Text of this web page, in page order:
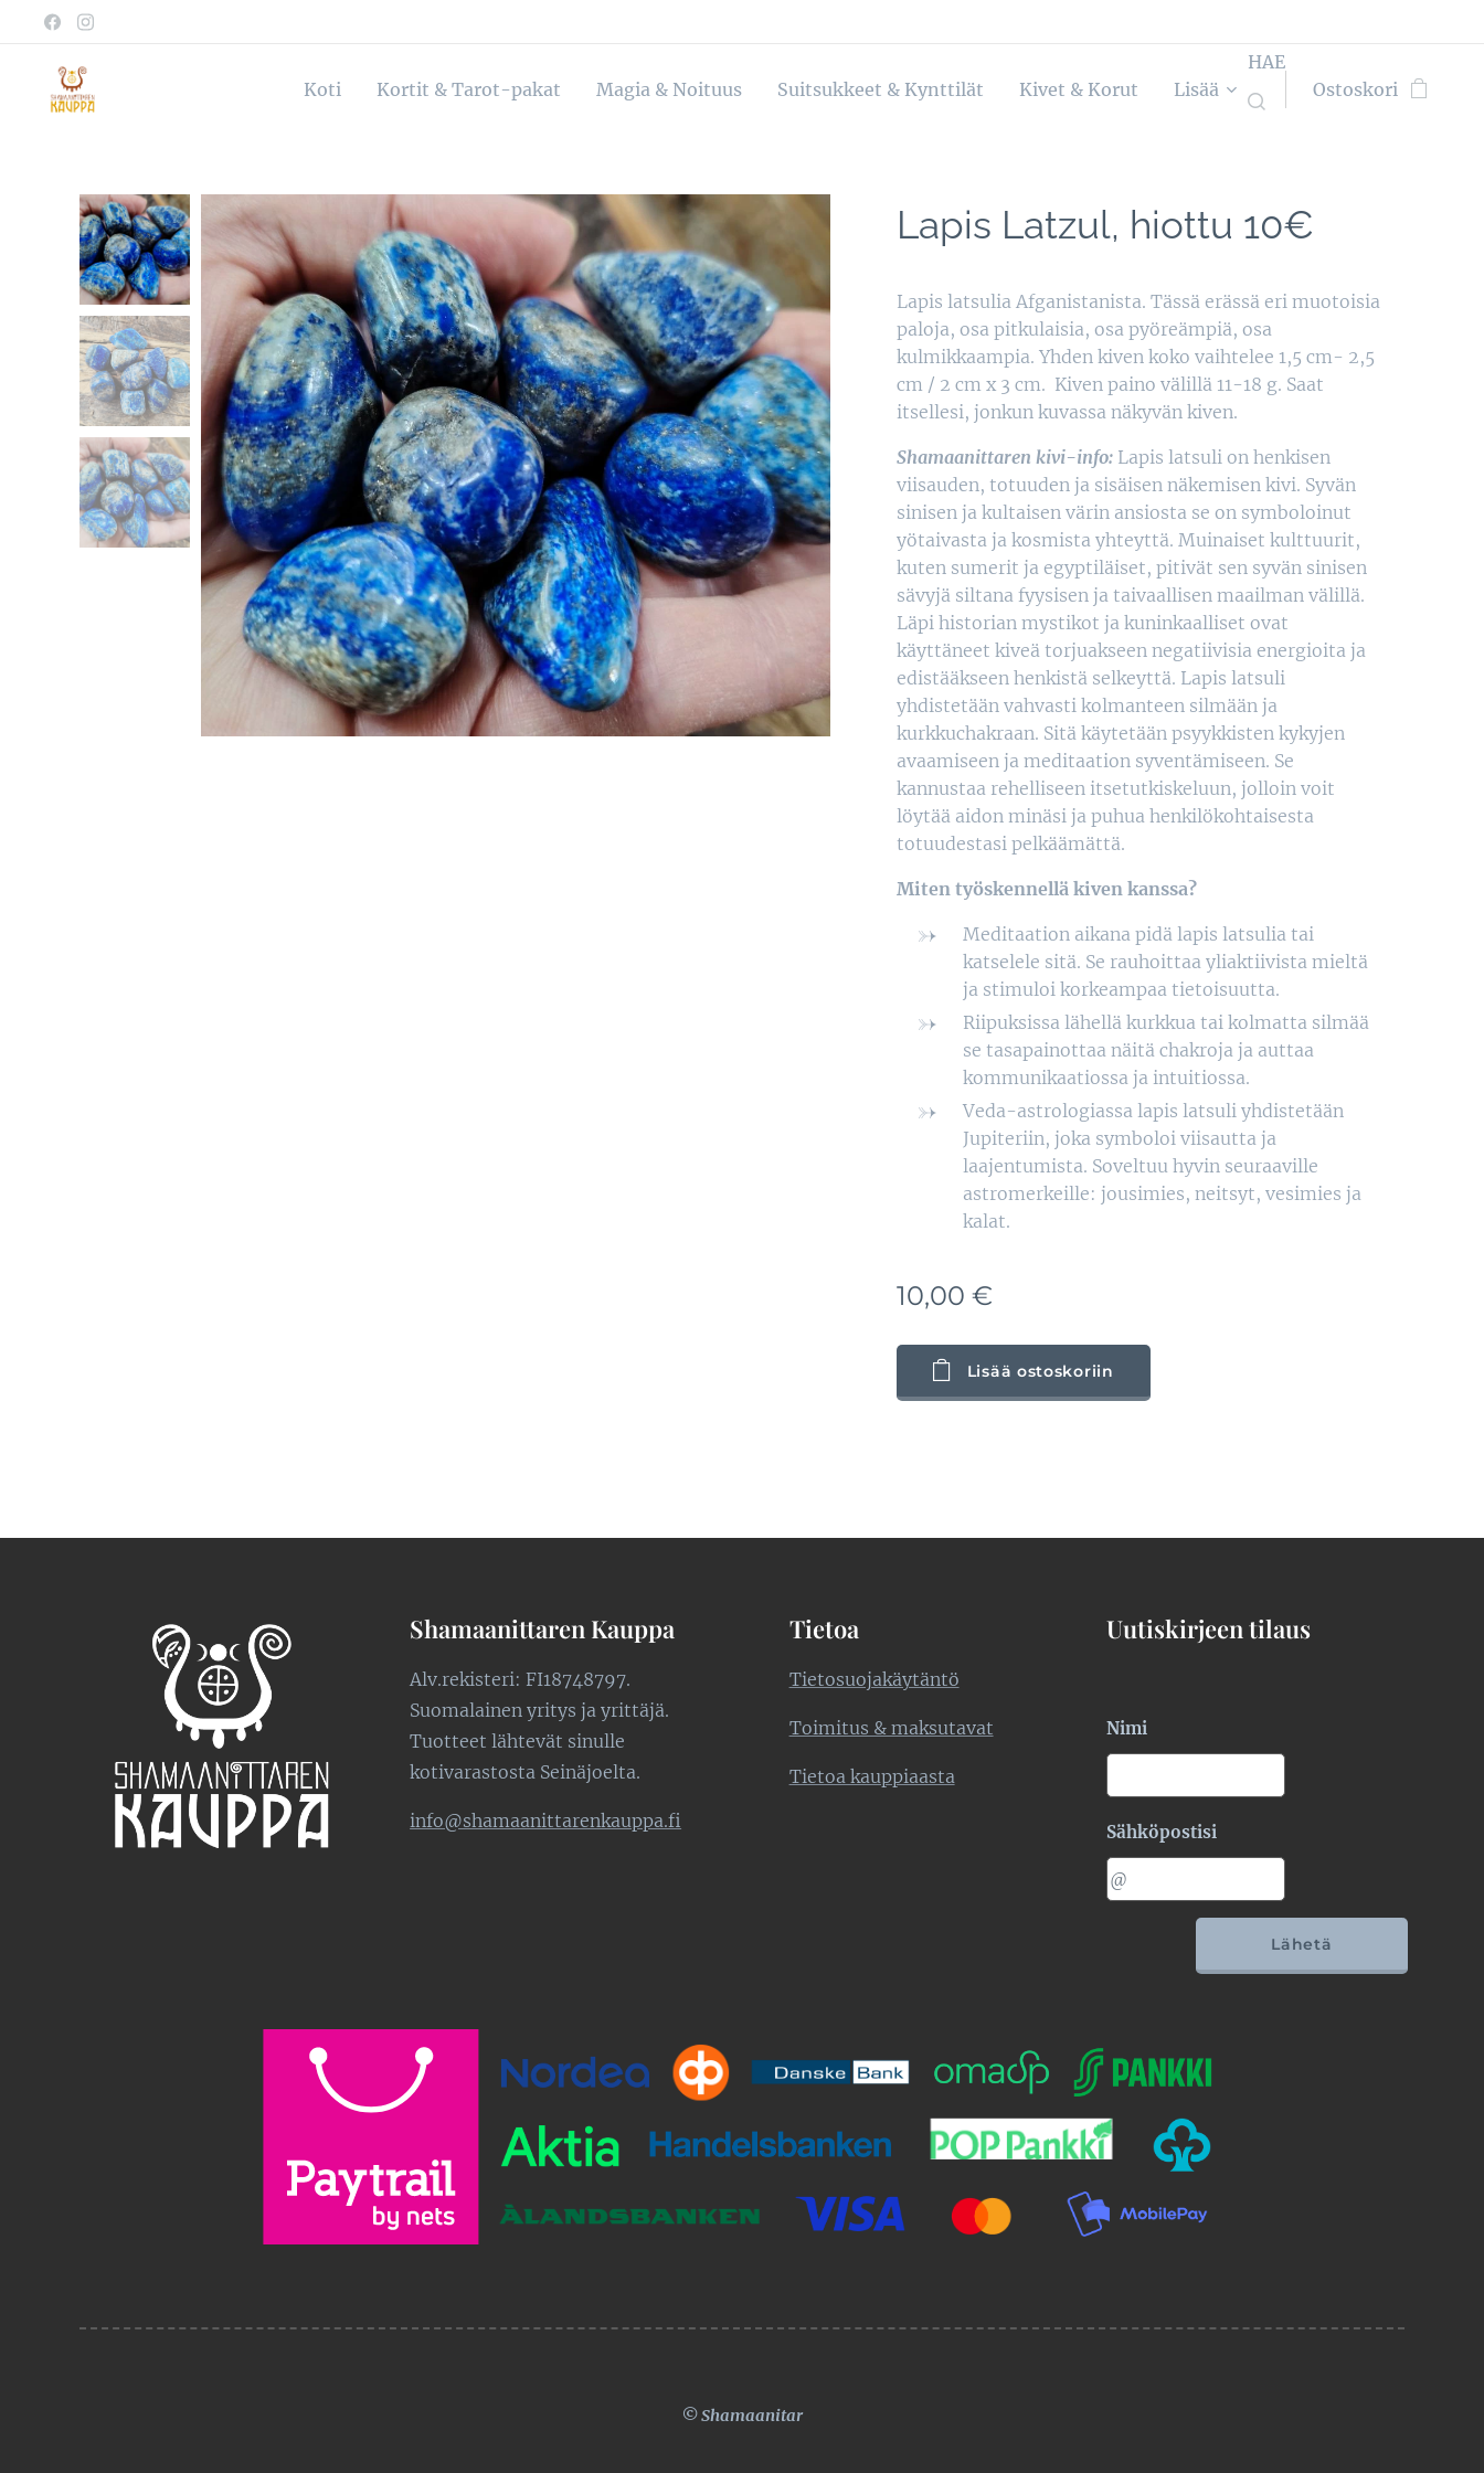
Koti Kortit & Tarot-pakat Magia & Noituus Suitsukkeet & Kynttilät Kivet & Korut Lisää
HAE
Ostoskori
Lapis Latzul, hiottu 10€
Lapis latsulia Afganistanista. Tässä erässä eri muotoisia
paloja, osa pitkulaisia, osa pyöreämpiä, osa
kulmikkaampia. Yhden kiven koko vaihtelee 1,5 cm- 2,5
cm / 2 cm x 3 cm. Kiven paino välillä 11-18 g. Saat
itsellesi, jonkun kuvassa näkyvän kiven.
Shamaanittaren kivi-info: Lapis latsuli on henkisen
viisauden, totuuden ja sisäisen näkemisen kivi. Syvän
sinisen ja kultaisen värin ansiosta se on symboloinut
yötaivasta ja kosmista yhteyttä. Muinaiset kulttuurit,
kuten sumerit ja egyptiläiset, pitivät sen syvän sinisen
sävyjä siltana fyysisen ja taivaallisen maailman välillä.
Läpi historian mystikot ja kuninkaalliset ovat
käyttäneet kiveä torjuakseen negatiivisia energioita ja
edistääkseen henkistä selkeyttä. Lapis latsuli
yhdistetään vahvasti kolmanteen silmään ja
kurkkuchakraan. Sitä käytetään psyykkisten kykyjen
avaamiseen ja meditaation syventämiseen. Se
kannustaa rehelliseen itsetutkiskeluun, jolloin voit
löytää aidon minäsi ja puhua henkilökohtaisesta
totuudestasi pelkäämättä.
Miten työskennellä kiven kanssa?
Meditaation aikana pidä lapis latsulia tai
katselele sitä. Se rauhoittaa yliaktiivista mieltä
ja stimuloi korkeampaa tietoisuutta.
Riipuksissa lähellä kurkkua tai kolmatta silmää
se tasapainottaa näitä chakroja ja auttaa
kommunikaatiossa ja intuitiossa.
Veda-astrologiassa lapis latsuli yhdistetään
Jupiteriin, joka symboloi viisautta ja
laajentumista. Soveltuu hyvin seuraaville
astromerkeille: jousimies, neitsyt, vesimies ja
kalat.
10,00 €
Lisää ostoskoriin
Shamaanittaren Kauppa
Alv.rekisteri: FI18748797.
Suomalainen yritys ja yrittäjä.
Tuotteet lähtevät sinulle
kotivarastosta Seinäjoelta.
info@shamaanittarenkauppa.fi
Tietoa
Tietosuojakäytäntö
Toimitus & maksutavat
Tietoa kauppiaasta
Uutiskirjeen tilaus
Nimi
Sähköpostisi
Lähetä
© Shamaanitar